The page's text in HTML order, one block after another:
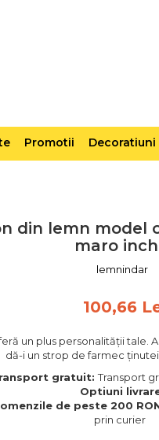
Promotii Decoratiuni
din lemn model
maro
lemnindar
100,66
un plus personalității tale.
dă-i un strop de farmec
gratuit:Transport
Optiuni
de peste 200
prin curier